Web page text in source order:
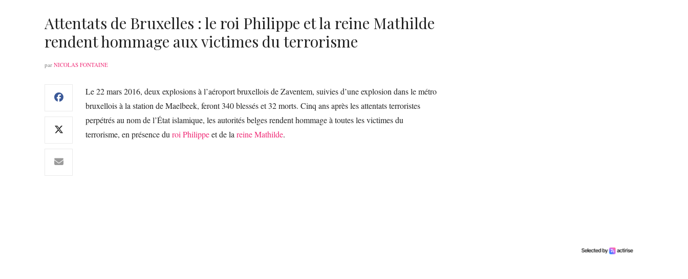
Attentats de Bruxelles : le roi Philippe et la reine Mathilde
rendent hommage aux victimes du terrorisme
par NICOLAS FONTAINE
Le 22 mars 2016, deux explosions à l’aéroport bruxellois de Zaventem, suivies d’une explosion dans le métro
bruxellois à la station de Maelbeek, feront 340 blessés et 32 morts. Cinq ans après les attentats terroristes
perpétrés au nom de l’État islamique, les autorités belges rendent hommage à toutes les victimes du
terrorisme, en présence du roi Philippeet de la reine Mathilde.